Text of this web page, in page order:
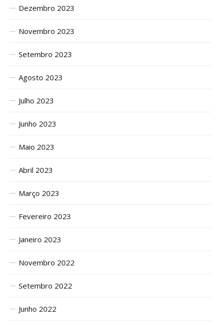
Dezembro 2023
Novembro 2023
Setembro 2023
Agosto 2023
Julho 2023
Junho 2023
Maio 2023
Abril 2023
Março 2023
Fevereiro 2023
Janeiro 2023
Novembro 2022
Setembro 2022
Junho 2022